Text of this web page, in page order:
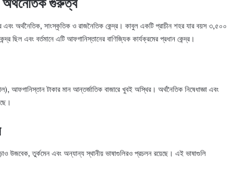
অর্থনৈতিক, সাংস্কৃতিক ও রাজনৈতিক কেন্দ্র। কাবুল একটি প্রাচীন শহর যার বয়স ৩,৫০০
এবং বর্তমানে এটি আফগানিস্তানের বাণিজ্যিক কার্যক্রমের প্রধান কেন্দ্র।
আফগানিস্তান টাকার মান আন্তর্জাতিক বাজারে খুবই অস্থির। অর্থনৈতিক নিষেধাজ্ঞা এবং
উজবেক, তুর্কমেন এবং অন্যান্য স্থানীয় ভাষাগুলিরও প্রচলন রয়েছে। এই ভাষাগুলি